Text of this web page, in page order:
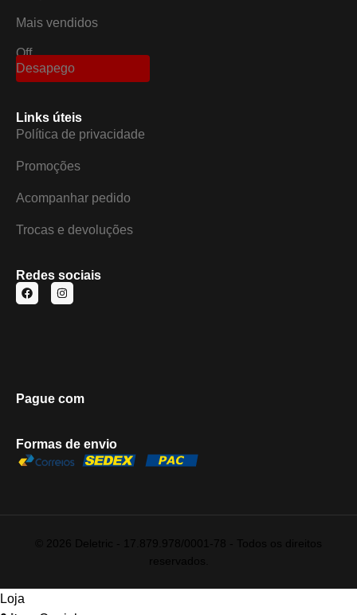
Mais vendidos
Off
Desapego
Links úteis
Política de privacidade
Promoções
Acompanhar pedido
Trocas e devoluções
Redes sociais
Pague com
Formas de envio
Loja